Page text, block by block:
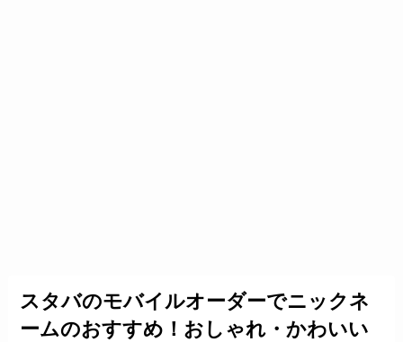
スタバのモバイルオーダーでニックネ
ームのおすすめ！おしゃれ・かわいい